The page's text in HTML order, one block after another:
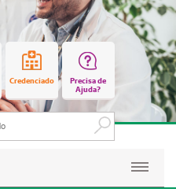
Credenciado
Precisa de
Ajuda?